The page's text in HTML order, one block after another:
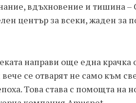
вдъхновение и тишина –
център за всеки, жаден за
направи още една крачка
се отварят не само към
Това става с помощта на